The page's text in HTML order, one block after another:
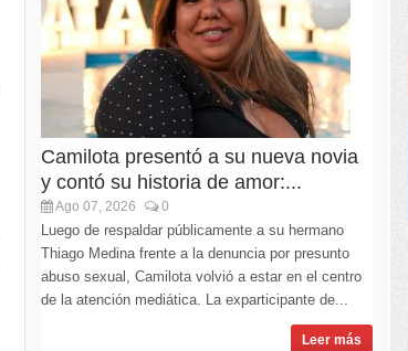
Camilota presentó a su nueva novia
y contó su historia de amor:...
Ago 07, 2026 0
Luego de respaldar públicamente a su hermano
Thiago Medina frente a la denuncia por presunto
abuso sexual, Camilota volvió a estar en el centro
de la atención mediática. La exparticipante de...
Leer más